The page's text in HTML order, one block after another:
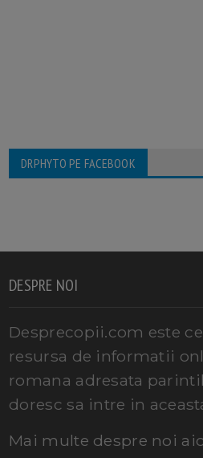
DRPHYTO PE FACEBOOK
DESPRE NOI
Desprecopii.com este
resursa de informatii
romana adresata
doresc sa intre in
Mai multe despre noi